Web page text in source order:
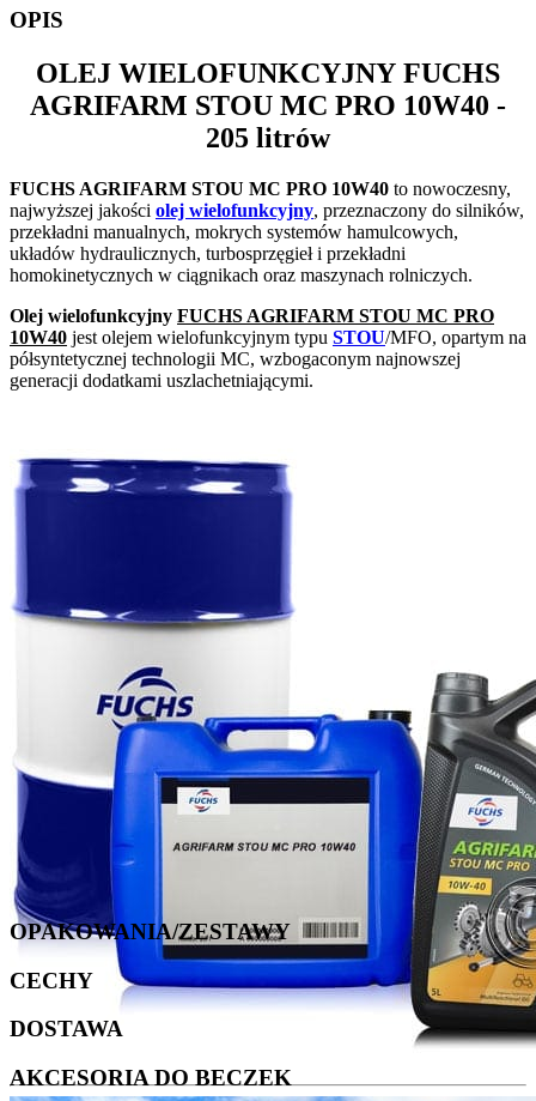
OPIS
OLEJ WIELOFUNKCYJNY FUCHS
AGRIFARM STOU MC PRO 10W40 -
205 litrów
FUCHS AGRIFARM STOU MC PRO 10W40 to nowoczesny,
najwyższej jakości olej wielofunkcyjny, przeznaczony do silników,
przekładni manualnych, mokrych systemów hamulcowych,
układów hydraulicznych, turbosprzęgieł i przekładni
homokinetycznych w ciągnikach oraz maszynach rolniczych.
Olej wielofunkcyjny FUCHS AGRIFARM STOU MC PRO
10W40 jest olejem wielofunkcyjnym typu STOU/MFO, opartym na
półsyntetycznej technologii MC, wzbogaconym najnowszej
generacji dodatkami uszlachetniającymi.
OPAKOWANIA/ZESTAWY
CECHY
DOSTAWA
AKCESORIA DO BECZEK